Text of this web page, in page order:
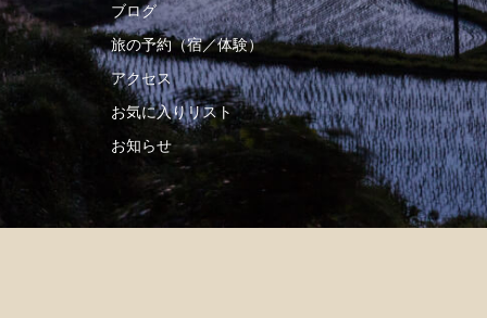
ブログ
旅の予約（宿／体験）
アクセス
お気に入りリスト
お知らせ